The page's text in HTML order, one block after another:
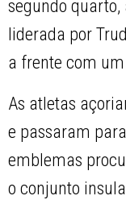
segundo
liderada por
a frente com
As atletas
e passaram
emblemas
o conjunto